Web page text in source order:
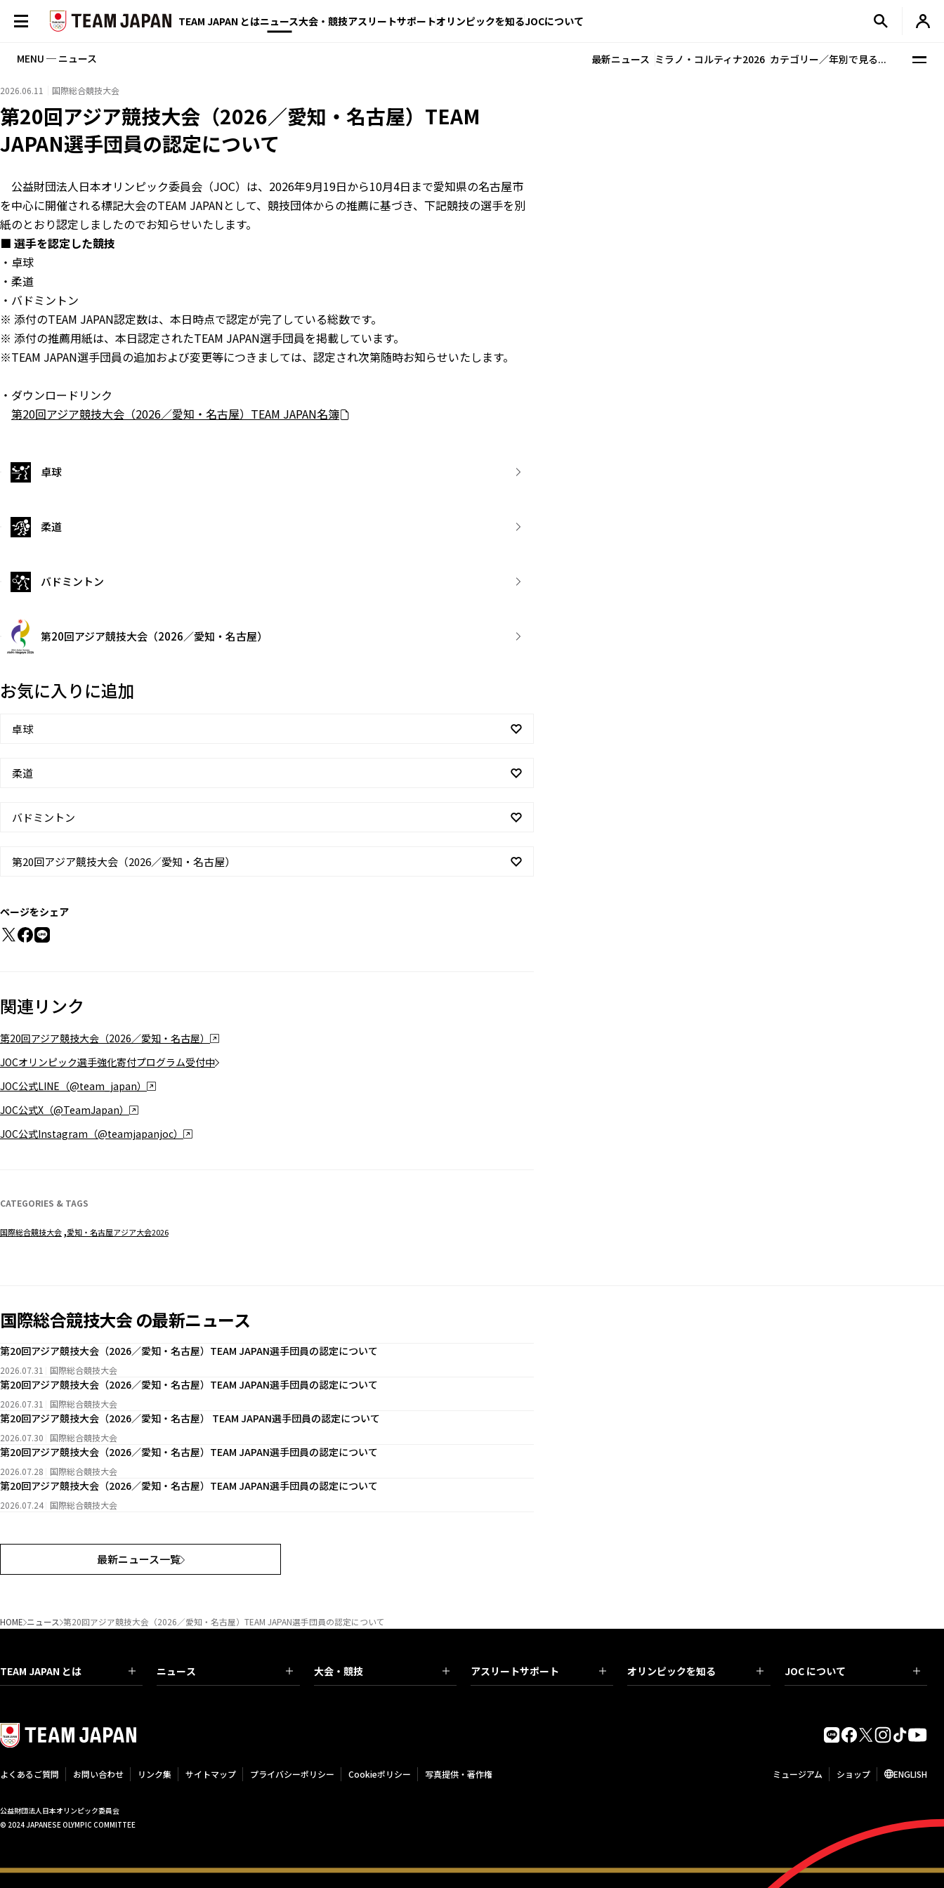
TEAM JAPAN とはニュース大会・競技アスリートサポートオリンピックを知るJOCについて
MENU ─ ニュース 最新ニュース ミラノ・コルティナ2026 カテゴリー／年別で見る...
2026.06.11 国際総合競技大会
第20回アジア競技大会（2026／愛知・名古屋）TEAM
JAPAN選手団員の認定について
公益財団法⼈日本オリンピック委員会（JOC）は、2026年9月19日から10月4日まで愛知県の名古屋市
を中⼼に開催される標記大会のTEAM JAPANとして、競技団体からの推薦に基づき、下記競技の選手を別
紙のとおり認定しましたのでお知らせいたします。
■ 選手を認定した競技
・卓球
・柔道
・バドミントン
※ 添付のTEAM JAPAN認定数は、本日時点で認定が完了している総数です。
※ 添付の推薦用紙は、本日認定されたTEAM JAPAN選手団員を掲載しています。
※TEAM JAPAN選手団員の追加および変更等につきましては、認定され次第随時お知らせいたします。
・ダウンロードリンク
第20回アジア競技大会（2026／愛知・名古屋）TEAM JAPAN名簿
卓球
柔道
バドミントン
第20回アジア競技大会（2026／愛知・名古屋）
お気に入りに追加
卓球
柔道
バドミントン
第20回アジア競技大会（2026／愛知・名古屋）
ページをシェア
関連リンク
第20回アジア競技大会（2026／愛知・名古屋）
JOCオリンピック選手強化寄付プログラム受付中
JOC公式LINE（@team_japan）
JOC公式X（@TeamJapan）
JOC公式Instagram（@teamjapanjoc）
CATEGORIES & TAGS
国際総合競技大会 愛知・名古屋アジア大会2026
国際総合競技大会 の最新ニュース
第20回アジア競技大会（2026／愛知・名古屋）TEAM JAPAN選手団員の認定について
2026.07.31 国際総合競技大会
第20回アジア競技大会（2026／愛知・名古屋）TEAM JAPAN選手団員の認定について
2026.07.31 国際総合競技大会
第20回アジア競技大会（2026／愛知・名古屋） TEAM JAPAN選手団員の認定について
2026.07.30 国際総合競技大会
第20回アジア競技大会（2026／愛知・名古屋）TEAM JAPAN選手団員の認定について
2026.07.28 国際総合競技大会
第20回アジア競技大会（2026／愛知・名古屋）TEAM JAPAN選手団員の認定について
2026.07.24 国際総合競技大会
最新ニュース一覧
HOME ニュース 第20回アジア競技大会（2026／愛知・名古屋）TEAM JAPAN選手団員の認定について
TEAM JAPAN とは ニュース 大会・競技 アスリートサポート オリンピックを知る JOC について
よくあるご質問 お問い合わせ リンク集 サイトマップ プライバシーポリシー Cookieポリシー 写真提供・著作権 ミュージアム ショップ ENGLISH
公益財団法人日本オリンピック委員会
© 2024 JAPANESE OLYMPIC COMMITTEE